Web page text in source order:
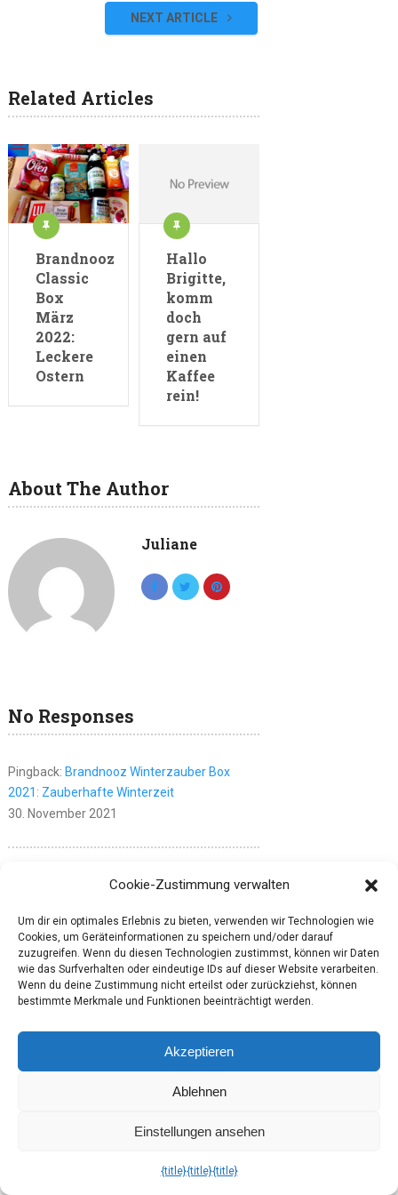
NEXT ARTICLE
Related Articles
Brandnooz
Classic
Box
März
2022:
Leckere
Ostern
Hallo
Brigitte,
komm
doch
gern auf
einen
Kaffee
rein!
About The Author
Juliane
No Responses
Pingback: Brandnooz Winterzauber Box
2021: Zauberhafte Winterzeit
30. November 2021
Brandnooz Classic Box Dezember
1. Januar 2022
Pingback: Brandnooz Classic Box November
2020: Mal etwas Neues
2. Juli 2022
Lindt-Chocoladenclub für
Cookie-Zustimmung verwalten
Um dir ein optimales Erlebnis zu bieten, verwenden wir Technologien wie
Cookies, um Geräteinformationen zu speichern und/oder darauf
zuzugreifen. Wenn du diesen Technologien zustimmst, können wir Daten
wie das Surfverhalten oder eindeutige IDs auf dieser Website verarbeiten.
Wenn du deine Zustimmung nicht erteilst oder zurückziehst, können
bestimmte Merkmale und Funktionen beeinträchtigt werden.
Akzeptieren
Ablehnen
Einstellungen ansehen
{title}{title}{title}